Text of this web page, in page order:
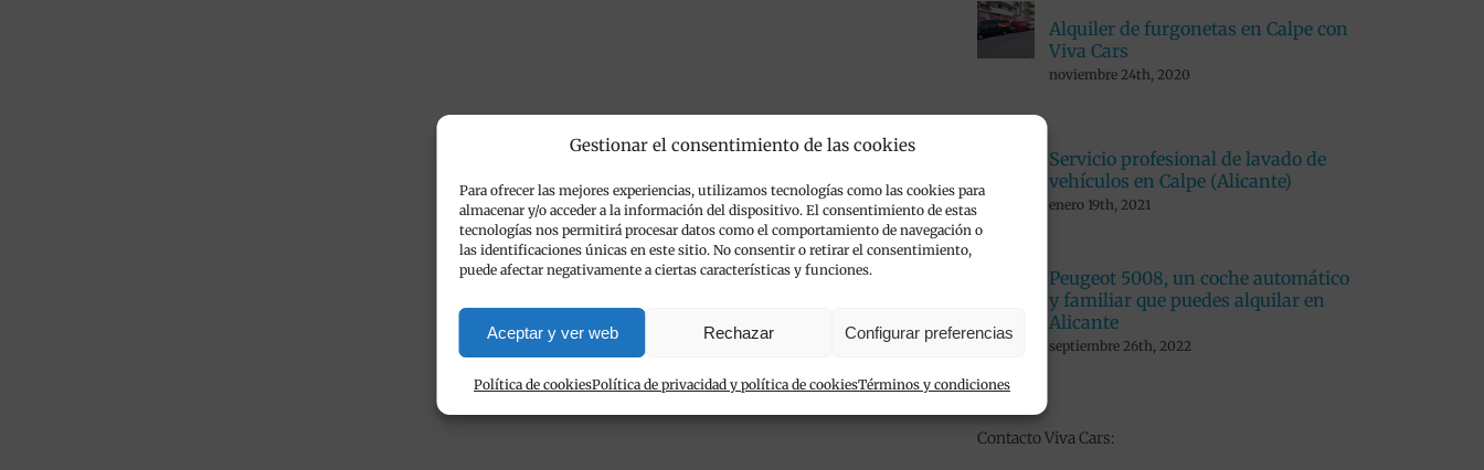
Gestionar el consentimiento de las cookies
Para ofrecer las mejores experiencias, utilizamos tecnologías como las cookies para
almacenar y/o acceder a la información del dispositivo. El consentimiento de estas
tecnologías nos permitirá procesar datos como el comportamiento de navegación o
las identificaciones únicas en este sitio. No consentir o retirar el consentimiento,
puede afectar negativamente a ciertas características y funciones.
Aceptar y ver web Rechazar Configurar preferencias
Política de cookiesPolítica de privacidad y política de cookiesTérminos y condiciones
Alquiler de furgonetas en Calpe con
Viva Cars
noviembre 24th, 2020
Servicio profesional de lavado de
vehículos en Calpe (Alicante)
enero 19th, 2021
Peugeot 5008, un coche automático
y familiar que puedes alquilar en
Alicante
septiembre 26th, 2022
Contacto Viva Cars: